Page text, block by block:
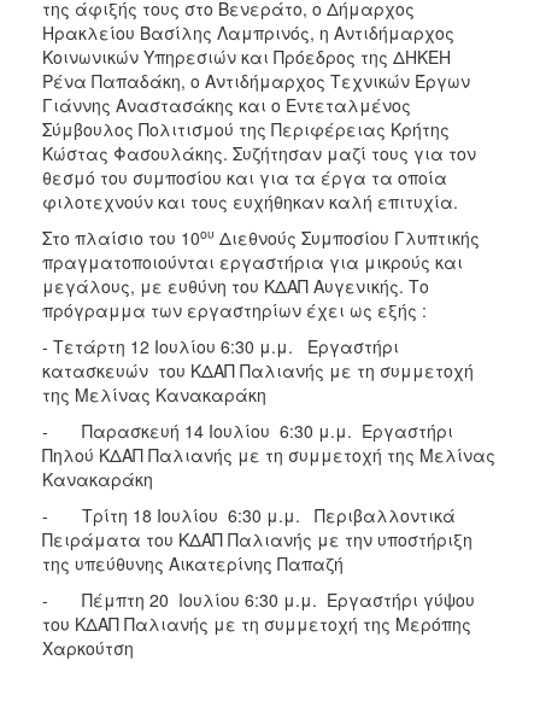
της άφιξής τους στο Βενεράτο, ο Δήμαρχος
Ηρακλείου Βασίλης Λαμπρινός, η Αντιδήμαρχος
Κοινωνικών Υπηρεσιών και Πρόεδρος της ΔΗΚΕΗ
Ρένα Παπαδάκη, ο Αντιδήμαρχος Τεχνικών Έργων
Γιάννης Αναστασάκης και ο Εντεταλμένος
Σύμβουλος Πολιτισμού της Περιφέρειας Κρήτης
Κώστας Φασουλάκης. Συζήτησαν μαζί τους για τον
θεσμό του συμποσίου και για τα έργα τα οποία
φιλοτεχνούν και τους ευχήθηκαν καλή επιτυχία.
Στο πλαίσιο του 10ου Διεθνούς Συμποσίου Γλυπτικής
πραγματοποιούνται εργαστήρια για μικρούς και
μεγάλους, με ευθύνη του ΚΔΑΠ Αυγενικής. Το
πρόγραμμα των εργαστηρίων έχει ως εξής :
- Τετάρτη 12 Ιουλίου 6:30 μ.μ. Εργαστήρι
κατασκευών του ΚΔΑΠ Παλιανής με τη συμμετοχή
της Μελίνας Κανακαράκη
- Παρασκευή 14 Ιουλίου 6:30 μ.μ. Εργαστήρι
Πηλού ΚΔΑΠ Παλιανής με τη συμμετοχή της Μελίνας
Κανακαράκη
- Τρίτη 18 Ιουλίου 6:30 μ.μ. Περιβαλλοντικά
Πειράματα του ΚΔΑΠ Παλιανής με την υποστήριξη
της υπεύθυνης Αικατερίνης Παπαζή
- Πέμπτη 20 Ιουλίου 6:30 μ.μ. Εργαστήρι γύψου
του ΚΔΑΠ Παλιανής με τη συμμετοχή της Μερόπης
Χαρκούτση